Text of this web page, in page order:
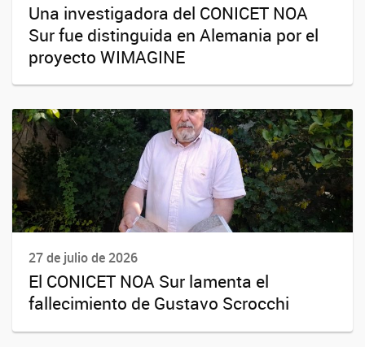
Una investigadora del CONICET NOA
Sur fue distinguida en Alemania por el
proyecto WIMAGINE
27 de julio de 2026
El CONICET NOA Sur lamenta el
fallecimiento de Gustavo Scrocchi